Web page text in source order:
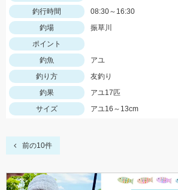
釣行時間
08:30～16:30
釣場
振草川
ポイント
釣魚
アユ
釣り方
友釣り
釣果
アユ17匹
サイズ
アユ16～13cm
前の10件